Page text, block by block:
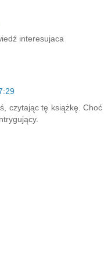
interesujaca
czytając tę książkę. Choć